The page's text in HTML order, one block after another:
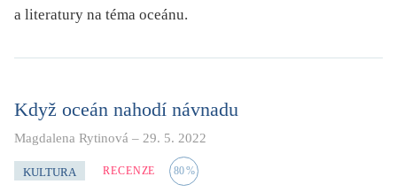
a literatury na téma oceánu.
Když oceán nahodí návnadu
Magdalena Rytinová – 29. 5. 2022
KULTURA RECENZE 80%